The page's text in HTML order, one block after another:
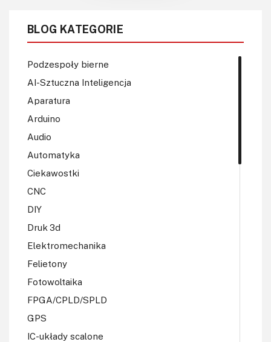
BLOG KATEGORIE
Podzespoły bierne
AI-Sztuczna Inteligencja
Aparatura
Arduino
Audio
Automatyka
Ciekawostki
CNC
DIY
Druk 3d
Elektromechanika
Felietony
Fotowoltaika
FPGA/CPLD/SPLD
GPS
IC-układy scalone